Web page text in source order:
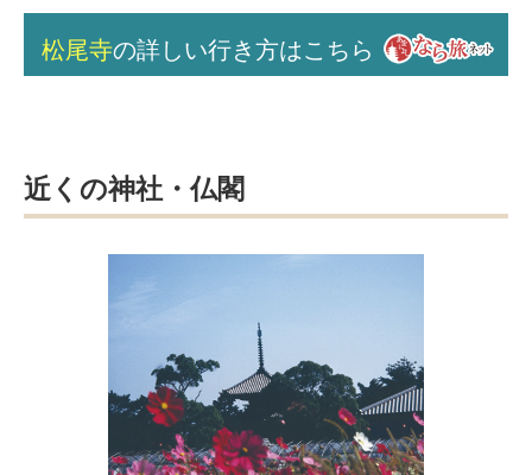
松尾寺の詳しい行き方はこちら
近くの神社・仏閣